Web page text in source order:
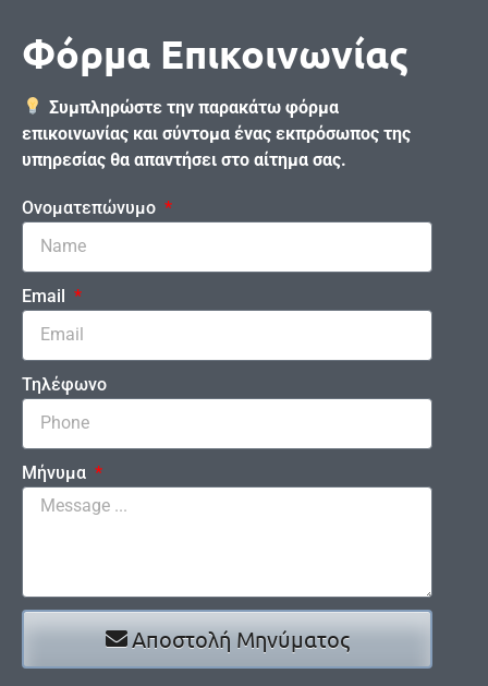
Φόρμα Επικοινωνίας
Συμπληρώστε την παρακάτω φόρμα
επικοινωνίας και σύντομα ένας εκπρόσωπος της
υπηρεσίας θα απαντήσει στο αίτημα σας.
Ονοματεπώνυμο
Email
Τηλέφωνο
Μήνυμα
Αποστολή Μηνύματος